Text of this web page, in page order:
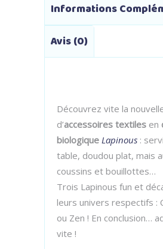
Informations
Avis (0)
Découvrez vite la
d’accessoires textiles en
biologique Lapinous :
table, doudou plat, mais
coussins et bouillottes…
Trois Lapinous fun et
leurs univers respectifs :
ou Zen ! En conclusion…
vite !